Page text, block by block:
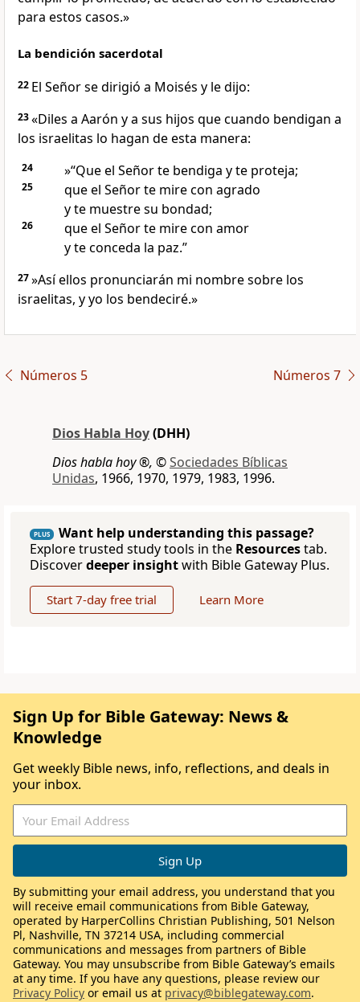
para estos casos.»
La bendición sacerdotal
22 El Señor se dirigió a Moisés y le dijo:
23«Diles a Aarón y a sus hijos que cuando bendigan a
los israelitas lo hagan de esta manera:
24 »“Que el Señor te bendiga y te proteja;
25
que el Señor te mire con agrado
y te muestre su bondad;
26
que el Señor te mire con amor
y te conceda la paz.”
27»Así ellos pronunciarán mi nombre sobre los
israelitas, y yo los bendeciré.»
Números 5 Números 7
Dios Habla Hoy(DHH)
Dios habla hoy ®, ©Sociedades Bíblicas
Unidas, 1966, 1970, 1979, 1983, 1996.
PLUS
Want help understanding this passage?
Explore trusted study tools in the Resourcestab.
Discoverdeeper insightwith Bible Gateway Plus.
Start 7-day free trial Learn More
Sign Up for Bible Gateway: News &
Knowledge
Get weekly Bible news, info, reflections, and deals in
your inbox.
By submitting your email address, you understand that you
will receive email communications from Bible Gateway,
operated by HarperCollins Christian Publishing, 501 Nelson
Pl, Nashville, TN 37214 USA, including commercial
communications and messages from partners of Bible
Gateway. You may unsubscribe from Bible Gateway’s emails
at any time. If you have any questions, please review our
Privacy Policy or email us at privacy@biblegateway.com.